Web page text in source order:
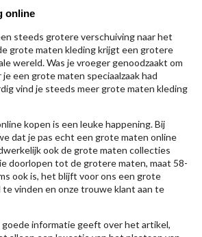
online
steeds grotere verschuiving naar het
grote maten kleding krijgt een grotere
wereld. Was je vroeger genoodzaakt om
een grote maten speciaalzaak had
vind je steeds meer grote maten kleding
kopen is een leuke happening. Bij
dat je pas echt een grote maten online
ook de grote maten collecties
doorlopen tot de grotere maten, maat 58-
ook is, het blijft voor ons een grote
vinden en onze trouwe klant aan te
informatie geeft over het artikel,